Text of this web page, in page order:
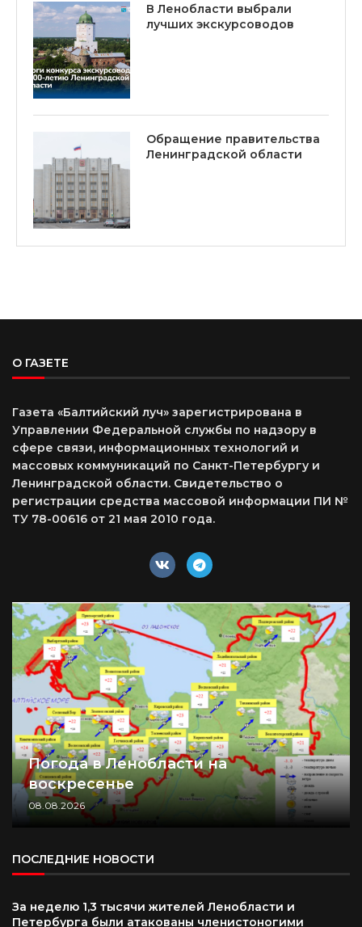
В Ленобласти выбрали
лучших экскурсоводов
Обращение правительства
Ленинградской области
О ГАЗЕТЕ
Газета «Балтийский луч» зарегистрирована в
Управлении Федеральной службы по надзору в
сфере связи, информационных технологий и
массовых коммуникаций по Санкт-Петербургу и
Ленинградской области. Свидетельство о
регистрации средства массовой информации ПИ №
ТУ 78-00616 от 21 мая 2010 года.
Погода в Ленобласти на
воскресенье
08.08.2026
ПОСЛЕДНИЕ НОВОСТИ
За неделю 1,3 тысячи жителей Ленобласти и
Петербурга были атакованы членистоногими